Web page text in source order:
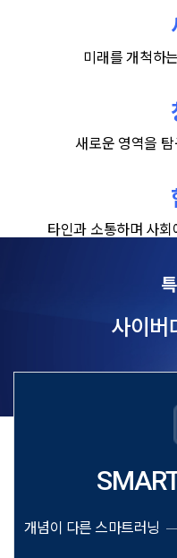
미래를 개척하는
새로운 영역을
타인과 소통하며 사회
사이버
개념이 다른 스마트러닝